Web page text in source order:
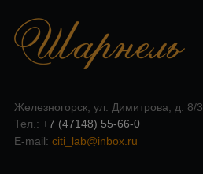
Железногорск, ул. Димитрова, д. 8/3
Тел.: +7 (47148) 55-66-0
E-mail: citi_lab@inbox.ru